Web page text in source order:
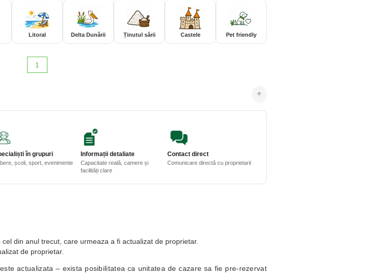
Litoral Delta Dunării Ținutul sării Castele Pet friendly
1
în grupuri
școli, sport, evenimente
Informații detaliate
Capacitate reală, camere și
facilități clare
Contact direct
Comunicare directă cu proprietarii
din anul trecut, care urmeaza a fi actualizat de proprietar.
de proprietar.
actualizata – exista posibilitatea ca unitatea de cazare sa fie pre-rezervat